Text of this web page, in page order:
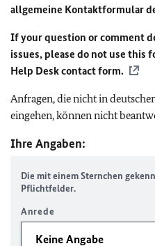
allgemeine Kontaktformular
If your question or comment
issues, please do not use this
Help Desk contact form.
Anfragen, die nicht in
eingehen, können nicht
Ihre Angaben:
Die mit einem Sternchen
Pflichtfelder.
Anrede